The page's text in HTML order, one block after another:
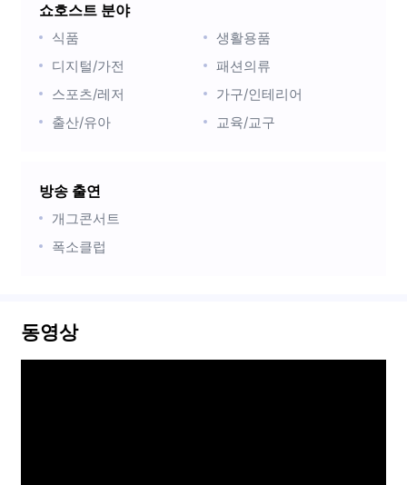
쇼호스트 분야
식품
생활용품
디지털/가전
패션의류
스포츠/레저
가구/인테리어
출산/유아
교육/교구
방송 출연
개그콘서트
폭소클럽
동영상